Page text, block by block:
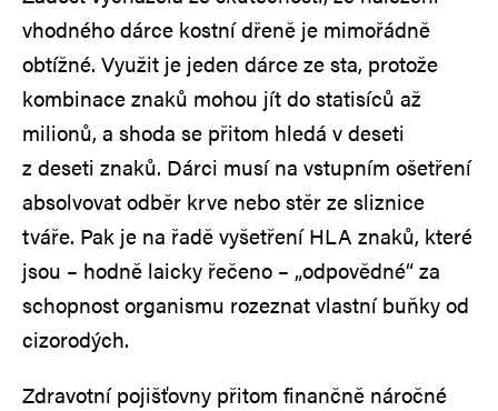
vhodného dárce kostní dřeně je mimořádně
obtížné. Využit je jeden dárce ze sta, protože
kombinace znaků mohou jít do statisíců až
milionů, a shoda se přitom hledá v deseti
z deseti znaků. Dárci musí na vstupním ošetření
absolvovat odběr krve nebo stěr ze sliznice
tváře. Pak je na řadě vyšetření HLA znaků, které
jsou – hodně laicky řečeno – „odpovědné“ za
schopnost organismu rozeznat vlastní buňky od
cizorodých.
Zdravotní pojišťovny přitom finančně náročné